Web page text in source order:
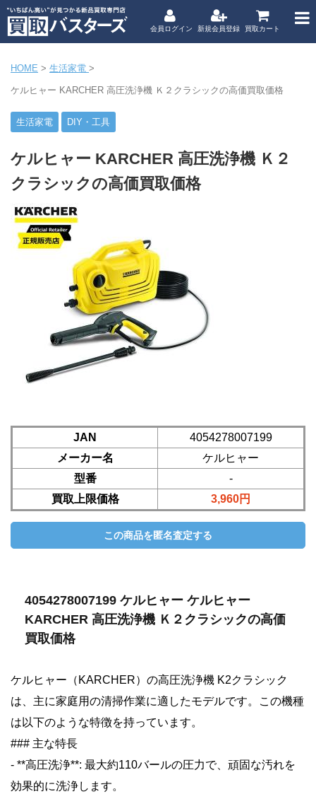
会員ログイン 新規会員登録 買取カート
HOME > 生活家電 >
ケルヒャー KARCHER 高圧洗浄機 Ｋ２クラシックの高価買取価格
生活家電 DIY・工具
ケルヒャー KARCHER 高圧洗浄機 Ｋ２
クラシックの高価買取価格
JAN
4054278007199
メーカー名
ケルヒャー
型番
-
買取上限価格
3,960円
4054278007199 ケルヒャー ケルヒャー
KARCHER 高圧洗浄機 Ｋ２クラシックの高価
買取価格
ケルヒャー（KARCHER）の高圧洗浄機 K2クラシック
は、主に家庭用の清掃作業に適したモデルです。この機種
は以下のような特徴を持っています。
### 主な特長
- **高圧洗浄**: 最大約110バールの圧力で、頑固な汚れを
効果的に洗浄します。